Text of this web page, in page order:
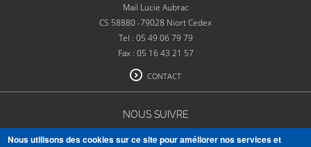
Mail Lucie Aubrac
CS 58880 -79028 Niort Cedex
Tel : 05 49 06 79 79
Fax : 05 16 43 21 57
CONTACT
NOUS SUIVRE
Nous utilisons des cookies sur ce site pour améliorer nos services et